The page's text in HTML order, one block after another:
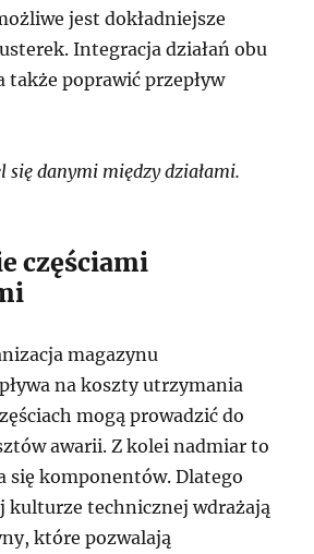
jest dokładniejsze
Integracja działań obu
także poprawić przepływ
się danymi między działami.
częściami
magazynu
na koszty utrzymania
mogą prowadzić do
awarii. Z kolei nadmiar to
się komponentów. Dlatego
kulturze technicznej wdrażają
które pozwalają